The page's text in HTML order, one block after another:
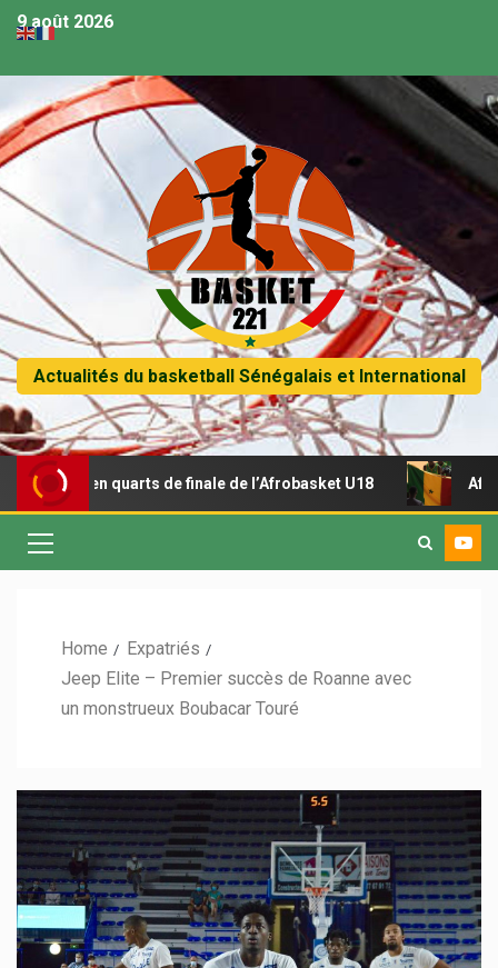
9 août 2026
Actualités du basketball Sénégalais et International
en quarts de finale de l’Afrobasket U18 Afrobasket
Home
Expatriés
Jeep Elite – Premier succès de Roanne avec
un monstrueux Boubacar Touré